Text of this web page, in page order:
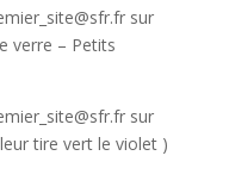
sur
verre – Petits
sur
tire vert le violet )